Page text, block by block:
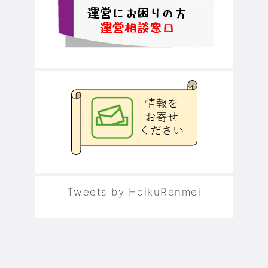
Tweets by HoikuRenmei